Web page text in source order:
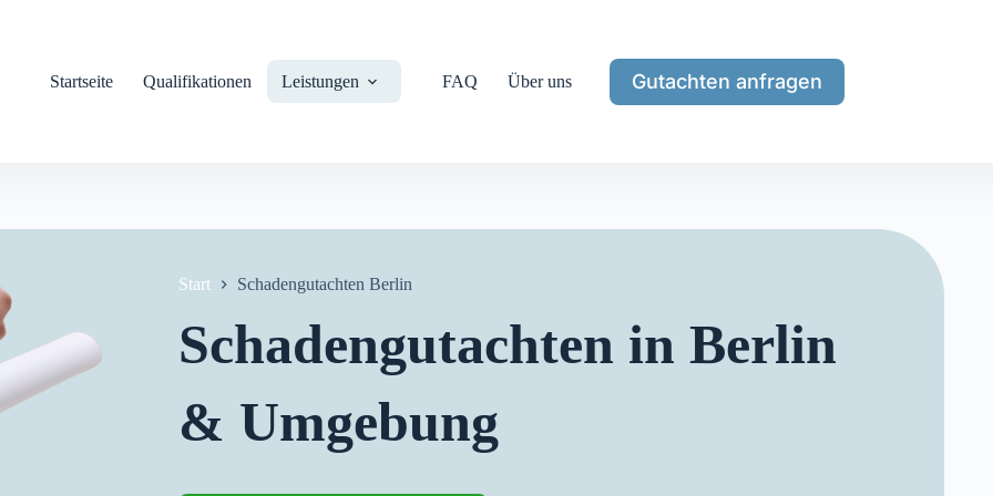
Startseite
Qualifikationen Leistungen FAQ Über uns Gutachten anfragen
Start Schadengutachten Berlin
Schadengutachten in Berlin
& Umgebung